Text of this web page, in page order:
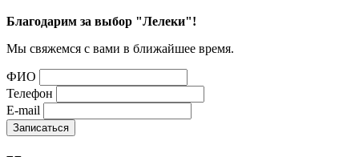
Благодарим за выбор "Лелеки"!
Мы свяжемся с вами в ближайшее время.
ФИО
Телефон
E-mail